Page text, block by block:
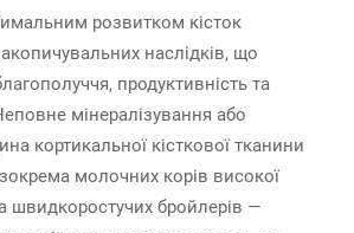
розвитком кісток
наслідків, що
продуктивність та
мінералізування або
кортикальної кісткової тканини
молочних корів високої
швидкоростучих бройлерів —